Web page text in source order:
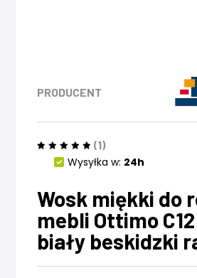
PRODUCENT
(1)
Wysyłka w: 24h
Wosk miękki do
mebli Ottimo
biały beskidzki